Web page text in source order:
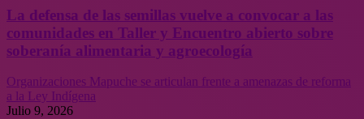
La defensa de las semillas vuelve a convocar a las
comunidades en Taller y Encuentro abierto sobre
soberanía alimentaria y agroecología
Organizaciones Mapuche se articulan frente a amenazas de reforma
a la Ley Indígena
Julio 9, 2026